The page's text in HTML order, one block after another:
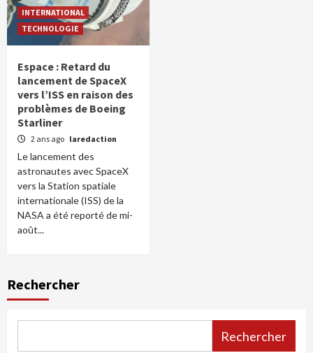
INTERNATIONAL
TECHNOLOGIE
Espace : Retard du
lancement de SpaceX
vers l’ISS en raison des
problèmes de Boeing
Starliner
2 ans ago laredaction
Le lancement des
astronautes avec SpaceX
vers la Station spatiale
internationale (ISS) de la
NASA a été reporté de mi-
août...
Rechercher
Rechercher